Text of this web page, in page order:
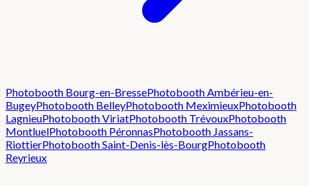
Photobooth Bourg-en-BressePhotoboothAmbérieu-en-
BugeyPhotobooth BelleyPhotobooth MeximieuxPhotobooth
LagnieuPhotoboothViriatPhotobooth TrévouxPhotobooth
MontluelPhotobooth PéronnasPhotobooth Jassans-
RiottierPhotoboothSaint-Denis-lès-BourgPhotobooth
Reyrieux